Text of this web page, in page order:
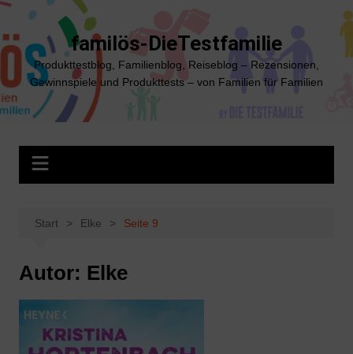
Zum
springen
familös-DieTestfamilie
Produkttestblog, Familienblog, Reiseblog – Rezensionen,
Gewinnspiele und Produkttests – von Familien für Familien
Start Elke Seite 9
Autor: Elke